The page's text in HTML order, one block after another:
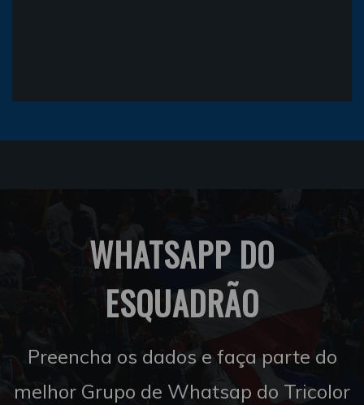
WHATSAPP DO
ESQUADRÃO
Preencha os dados e faça parte do
melhor Grupo de Whatsap do Tricolor